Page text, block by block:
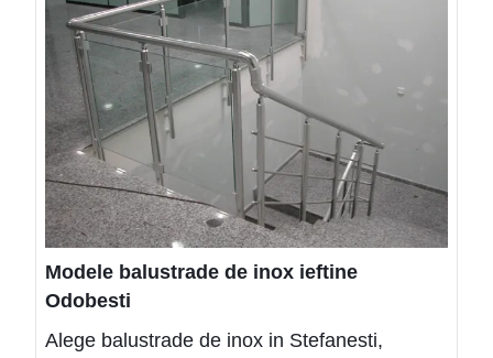
Modele balustrade de inox ieftine
Odobesti
Alege balustrade de inox in Stefanesti,